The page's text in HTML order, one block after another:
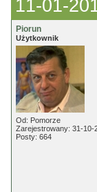
11-01-
Piorun
Użytkownik
Od: Pomorze
Zarejestrowany: 31-10-
Posty: 664